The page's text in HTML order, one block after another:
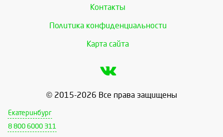
Контакты
Политика конфиденциальности
Карта сайта
© 2015-2026 Все права защищены
Екатеринбург
8 800 6000 311